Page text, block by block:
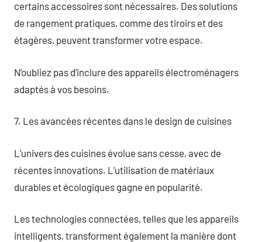
certains accessoires sont nécessaires. Des solutions
de rangement pratiques, comme des tiroirs et des
étagères, peuvent transformer votre espace.
N’oubliez pas d’inclure des appareils électroménagers
adaptés à vos besoins.
7. Les avancées récentes dans le design de cuisines
L’univers des cuisines évolue sans cesse, avec de
récentes innovations. L’utilisation de matériaux
durables et écologiques gagne en popularité.
Les technologies connectées, telles que les appareils
intelligents, transforment également la manière dont